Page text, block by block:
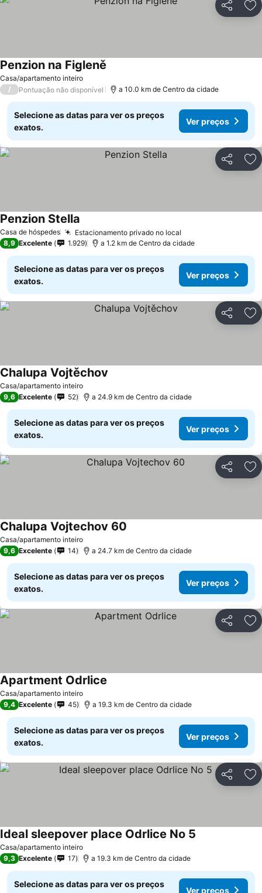
Partilhar
Casa/apartamento inteiro
Penzion na Figleně
/ Pontuação não disponível a 10.0 km de Centro da cidade
Selecione as datas para ver os preços
exatos.
Ver preços
Partilhar
Casa de hóspedes Estacionamento privado no local
Penzion Stella
8,9 Excelente 1.929 a 1.2 km de Centro da cidade
Selecione as datas para ver os preços
exatos.
Ver preços
Partilhar
Casa/apartamento inteiro
Chalupa Vojtěchov
9,6 Excelente 52 a 24.9 km de Centro da cidade
Selecione as datas para ver os preços
exatos.
Ver preços
Partilhar
Casa/apartamento inteiro
Chalupa Vojtechov 60
9,6 Excelente 14 a 24.7 km de Centro da cidade
Selecione as datas para ver os preços
exatos.
Ver preços
Partilhar
Casa/apartamento inteiro
Apartment Odrlice
9,4 Excelente 45 a 19.3 km de Centro da cidade
Selecione as datas para ver os preços
exatos.
Ver preços
Partilhar
Casa/apartamento inteiro
Ideal sleepover place Odrlice No 5
9,3 Excelente 17 a 19.3 km de Centro da cidade
Selecione as datas para ver os preços
Ver preços